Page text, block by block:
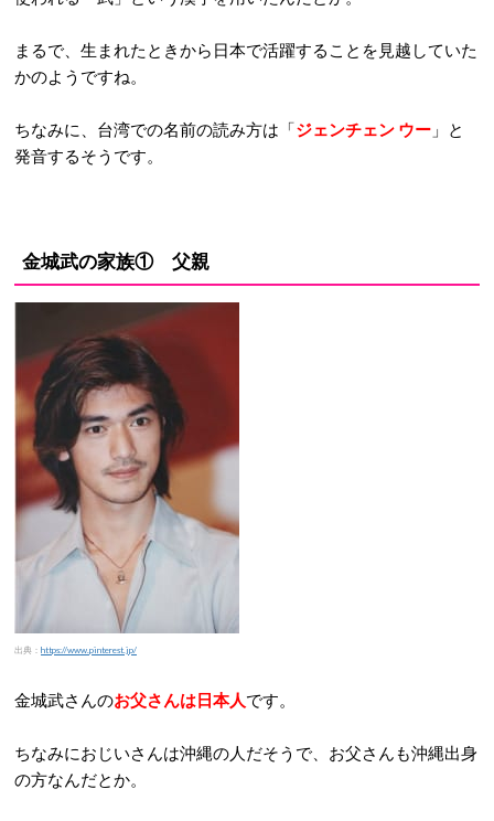
まるで、生まれたときから日本で活躍することを見越していた
かのようですね。
ちなみに、台湾での名前の読み方は「ジェンチェン ウー 」と
発音するそうです。
金城武の家族① 父親
出典： https://www.pinterest.jp/
金城武さんのお父さんは日本人です。
ちなみにおじいさんは沖縄の人だそうで、お父さんも沖縄出身
の方なんだとか。